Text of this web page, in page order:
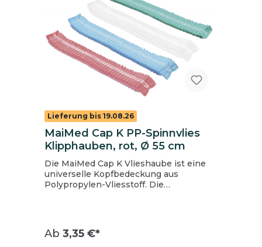
Lieferung bis 19.08.26
MaiMed Cap K PP-Spinnvlies
Klipphauben, rot, Ø 55 cm
Die MaiMed Cap K Vlieshaube ist eine
universelle Kopfbedeckung aus
Polypropylen-Vliesstoff. Die
vornehmlich in der
Lebensmittelindustrie und im Catering
Ab 3,35 €*